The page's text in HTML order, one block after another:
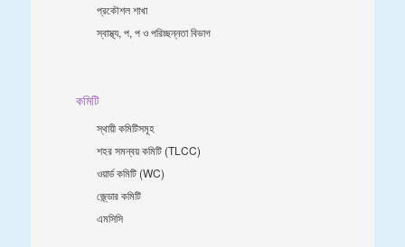
প্রকৌশল শাখা
স্বাস্থ্য, প, প ও পরিচ্ছন্নতা ‍বিভাগ
কমিটি
স্থায়ী কমিটিসমূহ
শহর সমন্বয় কমিটি (TLCC)
ওয়ার্ড কমিটি (WC)
জে্ন্ডার কমিটি
এমসিসি